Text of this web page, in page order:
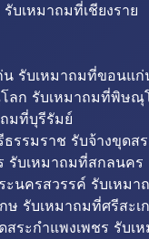
บเหมาถมที่เชียงราย
รับเหมาถมที่ขอนแก่
ลก รับเหมาถมที่พิษณุ
มที่บุรีรัมย์
รรมราช รับจ้างขุด
รับเหมาถมที่สกลนคร
ะนครสวรรค์ รับเหม
ษ รับเหมาถมที่ศรีสะเ
ระกำแพงเพชร รับเ